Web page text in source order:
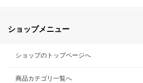
ショップメニュー
ショップのトップページへ
商品カテゴリ一覧へ